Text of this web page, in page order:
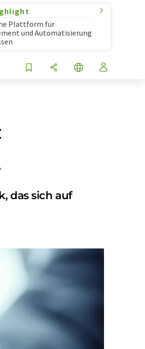
Plattform für
und Automatisierung
das sich auf